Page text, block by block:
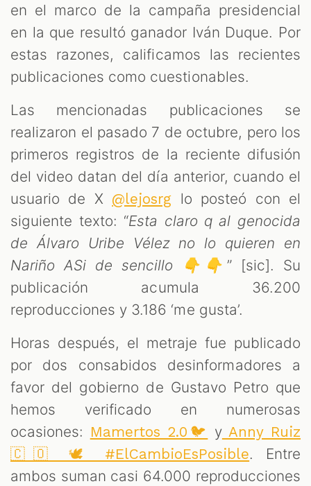
en el marco de la campaña presidencial
en la que resultó ganador Iván Duque. Por
estas razones, calificamos las recientes
publicaciones como cuestionables.
Las mencionadas publicaciones se
realizaron el pasado 7 de octubre, pero los
primeros registros de la reciente difusión
del video datan del día anterior, cuando el
usuario de X @lejosrg lo posteó con el
siguiente texto: “Esta claro q al genocida
de Álvaro Uribe Vélez no lo quieren en
Nariño ASi de sencillo 👇👇” [sic]. Su
publicación acumula 36.200
reproducciones y 3.186 ‘me gusta’.
Horas después, el metraje fue publicado
por dos consabidos desinformadores a
favor del gobierno de Gustavo Petro que
hemos verificado en numerosas
ocasiones: Mamertos 2.0🐦 yAnny Ruiz
🇨🇴 🕊 #ElCambioEsPosible. Entre
ambos suman casi 64.000 reproducciones